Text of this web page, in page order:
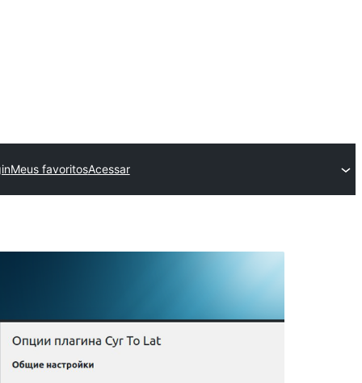
Meus favoritosAcessar